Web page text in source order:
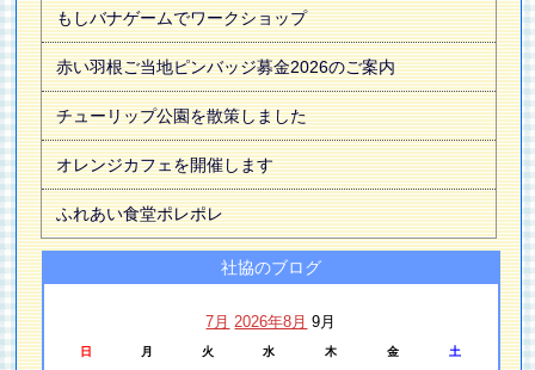
もしバナゲームでワークショップ
赤い羽根ご当地ピンバッジ募金2026のご案内
チューリップ公園を散策しました
オレンジカフェを開催します
ふれあい食堂ポレポレ
社協のブログ
7月 2026年8月 9月
日 月 火 水 木 金 土